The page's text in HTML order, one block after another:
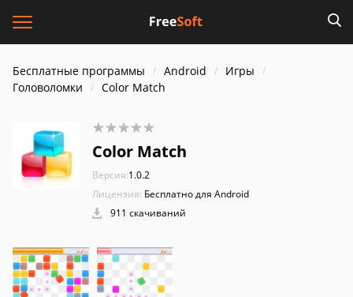
Бесплатные программы Android
Игры
Головоломки
Color Match
Color Match
Версия:1.0.2
Лицензия: Бесплатно для Android
911 скачиваний